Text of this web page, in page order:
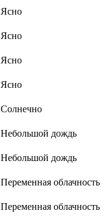
Ясно
Ясно
Ясно
Ясно
Солнечно
Небольшой дождь
Небольшой дождь
Переменная облачность
Переменная облачность